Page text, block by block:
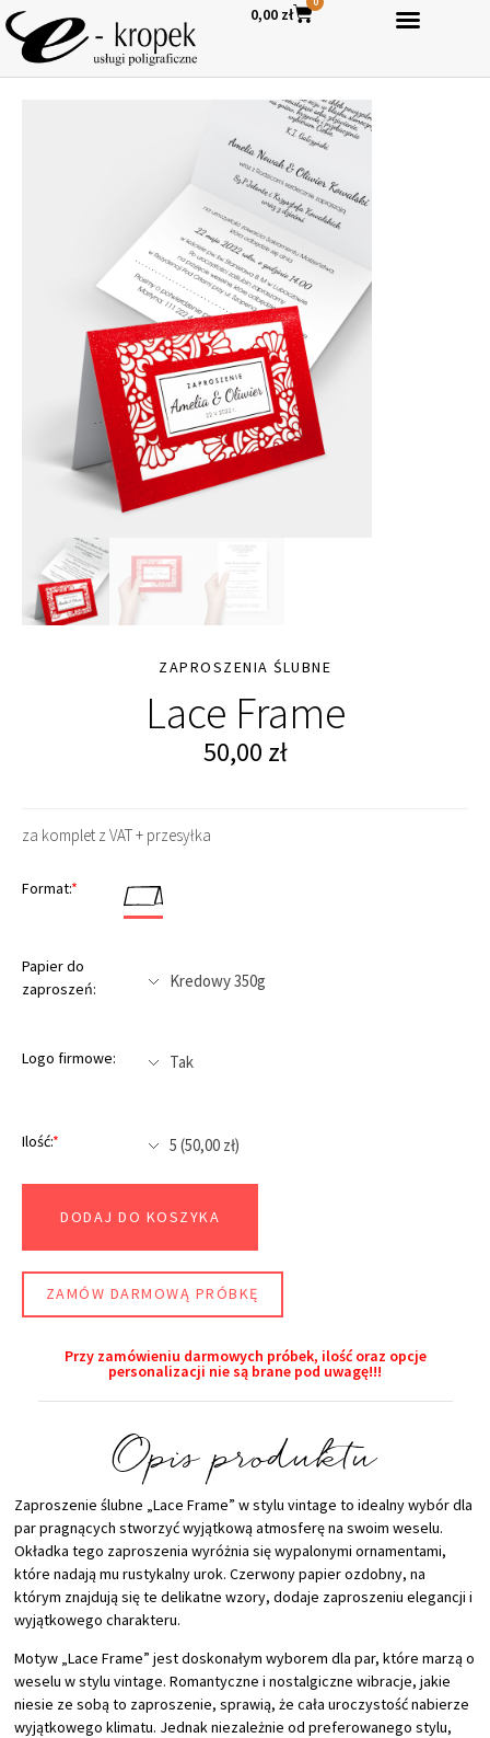
0,00 zł
ZAPROSZENIA ŚLUBNE
Lace Frame
50,00 zł
za komplet z VAT + przesyłka
Format:*
Papier do
zaproszeń:
Logo firmowe:
Ilość:*
DODAJ DO KOSZYKA
ZAMÓW DARMOWĄ PRÓBKĘ
Przy zamówieniu darmowych próbek, ilość oraz opcje
personalizacji nie są brane pod uwagę!!!​
Opis produktu
Zaproszenie ślubne „Lace Frame” w stylu vintage to idealny wybór dla
par pragnących stworzyć wyjątkową atmosferę na swoim weselu.
Okładka tego zaproszenia wyróżnia się wypalonymi ornamentami,
które nadają mu rustykalny urok. Czerwony papier ozdobny, na
którym znajdują się te delikatne wzory, dodaje zaproszeniu elegancji i
wyjątkowego charakteru.
Motyw „Lace Frame” jest doskonałym wyborem dla par, które marzą o
weselu w stylu vintage. Romantyczne i nostalgiczne wibracje, jakie
niesie ze sobą to zaproszenie, sprawią, że cała uroczystość nabierze
wyjątkowego klimatu. Jednak niezależnie od preferowanego stylu,